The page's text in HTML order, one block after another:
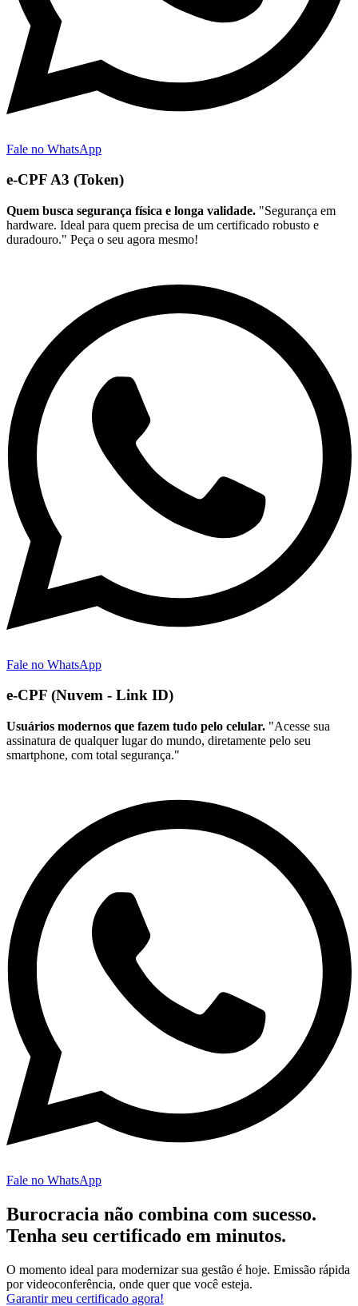
Fale no WhatsApp
e-CPF A3 (Token)
Quem busca segurança física e longa validade. "Segurança em
hardware. Ideal para quem precisa de um certificado robusto e
duradouro." Peça o seu agora mesmo!
Fale no WhatsApp
e-CPF (Nuvem - Link ID)
Usuários modernos que fazem tudo pelo celular. "Acesse sua
assinatura de qualquer lugar do mundo, diretamente pelo seu
smartphone, com total segurança."
Fale no WhatsApp
Burocracia não combina com sucesso.
Tenha seu certificado em minutos.
O momento ideal para modernizar sua gestão é hoje. Emissão rápida
por videoconferência, onde quer que você esteja.
Garantir meu certificado agora!